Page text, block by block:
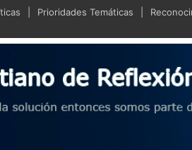
Prioridades Temáticas
de
de la solución entonces somos